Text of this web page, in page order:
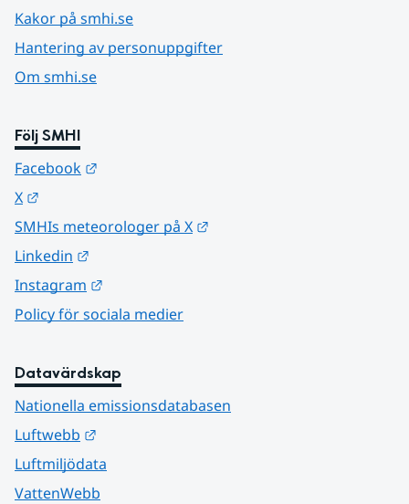
Kakor på smhi.se
Hantering av personuppgifter
Om smhi.se
Följ SMHI
Facebook
X
SMHIs meteorologer på X
Linkedin
Instagram
Policy för sociala medier
Datavärdskap
Nationella emissionsdatabasen
Luftwebb
Luftmiljödata
VattenWebb